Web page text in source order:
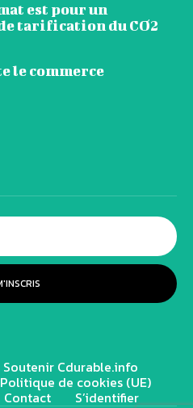
est pour un
tarification du CO2
le commerce
Soutenir Cdurable.info
Politique de cookies (UE)
Contact S’identifier